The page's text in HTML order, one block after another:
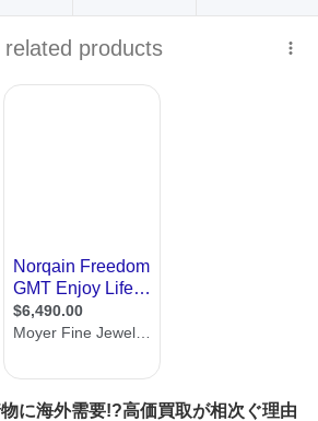
に海外需要!?高価買取が相次ぐ理由